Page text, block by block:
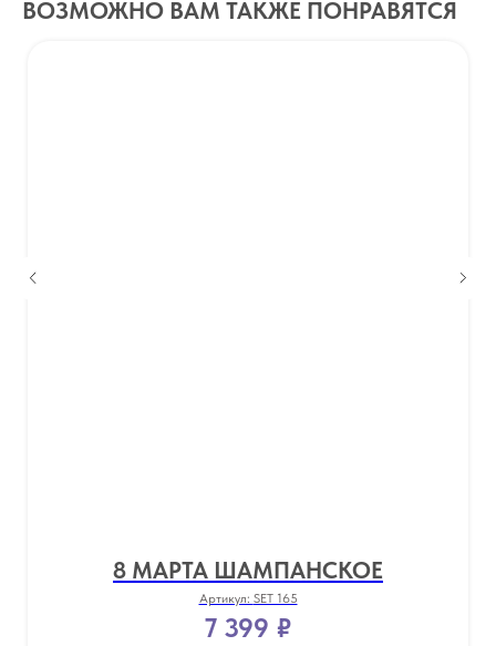
ВОЗМОЖНО ВАМ ТАКЖЕ ПОНРАВЯТСЯ
8 МАРТА ШАМПАНСКОЕ
Артикул: SET 165
7 399 ₽